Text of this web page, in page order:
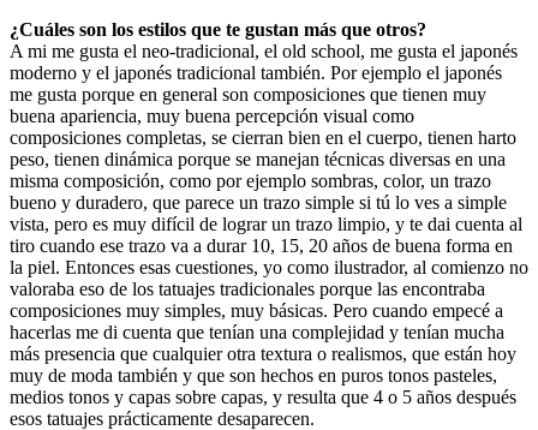
¿Cuáles son los estilos que te gustan más que otros?
A mi me gusta el neo-tradicional, el old school, me gusta el japonés
moderno y el japonés tradicional también. Por ejemplo el japonés
me gusta porque en general son composiciones que tienen muy
buena apariencia, muy buena percepción visual como
composiciones completas, se cierran bien en el cuerpo, tienen harto
peso, tienen dinámica porque se manejan técnicas diversas en una
misma composición, como por ejemplo sombras, color, un trazo
bueno y duradero, que parece un trazo simple si tú lo ves a simple
vista, pero es muy difícil de lograr un trazo limpio, y te dai cuenta al
tiro cuando ese trazo va a durar 10, 15, 20 años de buena forma en
la piel. Entonces esas cuestiones, yo como ilustrador, al comienzo no
valoraba eso de los tatuajes tradicionales porque las encontraba
composiciones muy simples, muy básicas. Pero cuando empecé a
hacerlas me di cuenta que tenían una complejidad y tenían mucha
más presencia que cualquier otra textura o realismos, que están hoy
muy de moda también y que son hechos en puros tonos pasteles,
medios tonos y capas sobre capas, y resulta que 4 o 5 años después
esos tatuajes prácticamente desaparecen.